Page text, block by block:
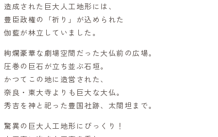
造成された巨大人工地形には、
豊臣政権の「祈り」が込められた
伽藍が林立していました。
絢爛豪華な劇場空間だった大仏前の広場。
圧巻の巨石が立ち並ぶ石垣。
かつてこの地に造営された、
奈良・東大寺よりも巨大な大仏。
秀吉を神と祀った豊国社跡、太閤坦まで。
驚異の巨大人工地形にびっくり！